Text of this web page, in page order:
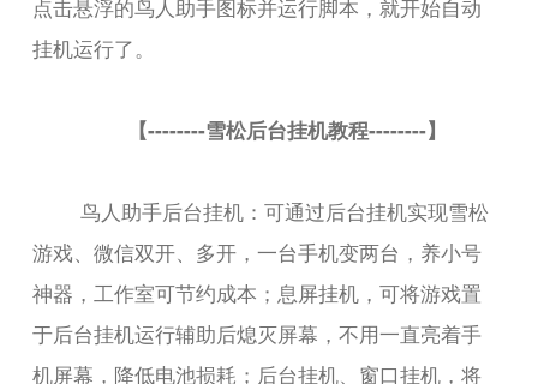
点击悬浮的鸟人助手图标并运行脚本，就开始自动
挂机运行了。
【--------雪松后台挂机教程--------】
鸟人助手后台挂机：可通过后台挂机实现雪松
游戏、微信双开、多开，一台手机变两台，养小号
神器，工作室可节约成本；息屏挂机，可将游戏置
于后台挂机运行辅助后熄灭屏幕，不用一直亮着手
机屏幕，降低电池损耗；后台挂机、窗口挂机，将